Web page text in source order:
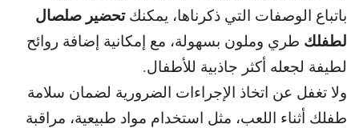
باتباع الوصفات التي ذكرناها، يمكنك تحضير صلصال
لطفلك طري وملون بسهولة، مع إمكانية إضافة روائح
لطيفة لجعله أكثر جاذبية للأطفال.
ولا تغفل عن اتخاذ الإجراءات الضرورية لضمان سلامة
طفلك أثناء اللعب، مثل استخدام مواد طبيعية، مراقبة